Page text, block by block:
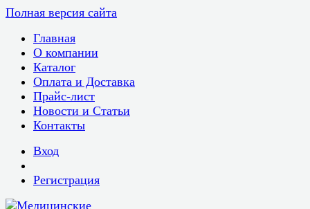
Полная версия сайта
Главная
О компании
Каталог
Оплата и Доставка
Прайс-лист
Новости и Статьи
Контакты
Вход
Регистрация